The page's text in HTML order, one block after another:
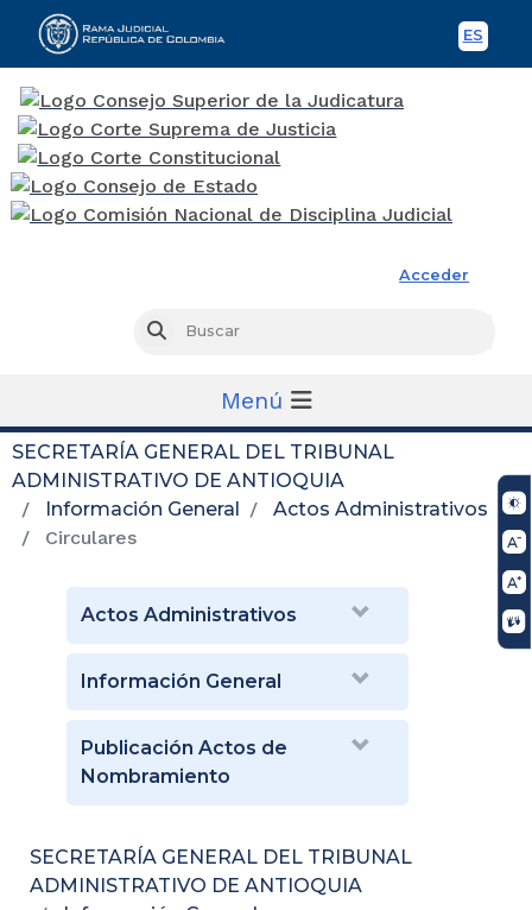
ES
Acceder
Buscar
Menú
SECRETARÍA GENERAL DEL TRIBUNAL
ADMINISTRATIVO DE ANTIOQUIA
Información General
Actos Administrativos
Circulares
Actos Administrativos
Información General
Publicación Actos de
Nombramiento
SECRETARÍA GENERAL DEL TRIBUNAL
ADMINISTRATIVO DE ANTIOQUIA